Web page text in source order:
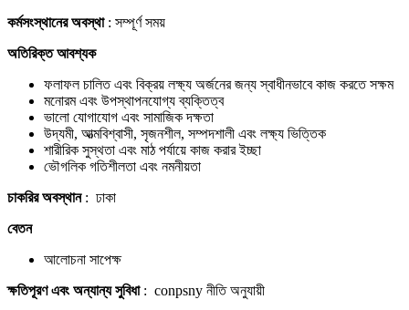
কর্মসংস্থানের অবস্থা: সম্পূর্ণ সময়
অতিরিক্ত আবশ্যক
ফলাফল চালিত এবং বিক্রয় লক্ষ্য অর্জনের জন্য স্বাধীনভাবে কাজ করতে সক্ষম
মনোরম এবং উপস্থাপনযোগ্য ব্যক্তিত্ব
ভালো যোগাযোগ এবং সামাজিক দক্ষতা
উদ্যমী, আত্মবিশ্বাসী, সৃজনশীল, সম্পদশালী এবং লক্ষ্য ভিত্তিক
শারীরিক সুস্থতা এবং মাঠ পর্যায়ে কাজ করার ইচ্ছা
ভৌগলিক গতিশীলতা এবং নমনীয়তা
চাকরির অবস্থান: ঢাকা
বেতন
আলোচনা সাপেক্ষ
ক্ষতিপূরণ এবং অন্যান্য সুবিধা: conpsny নীতি অনুযায়ী